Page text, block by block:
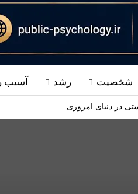
شخصیت رشد آسیب
در دنیای امروزی